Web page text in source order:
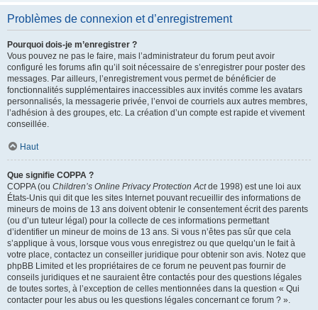
Problèmes de connexion et d’enregistrement
Pourquoi dois-je m’enregistrer ?
Vous pouvez ne pas le faire, mais l’administrateur du forum peut avoir
configuré les forums afin qu’il soit nécessaire de s’enregistrer pour poster des
messages. Par ailleurs, l’enregistrement vous permet de bénéficier de
fonctionnalités supplémentaires inaccessibles aux invités comme les avatars
personnalisés, la messagerie privée, l’envoi de courriels aux autres membres,
l’adhésion à des groupes, etc. La création d’un compte est rapide et vivement
conseillée.
Haut
Que signifie COPPA ?
COPPA (ou Children’s Online Privacy Protection Actde 1998) est une loi aux
États-Unis qui dit que les sites Internet pouvant recueillir des informations de
mineurs de moins de 13 ans doivent obtenir le consentement écrit des parents
(ou d’un tuteur légal) pour la collecte de ces informations permettant
d’identifier un mineur de moins de 13 ans. Si vous n’êtes pas sûr que cela
s’applique à vous, lorsque vous vous enregistrez ou que quelqu’un le fait à
votre place, contactez un conseiller juridique pour obtenir son avis. Notez que
phpBB Limited et les propriétaires de ce forum ne peuvent pas fournir de
conseils juridiques et ne sauraient être contactés pour des questions légales
de toutes sortes, à l’exception de celles mentionnées dans la question « Qui
contacter pour les abus ou les questions légales concernant ce forum ? ».